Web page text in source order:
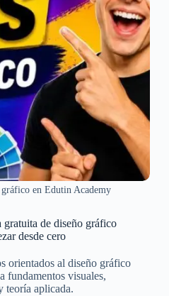
en Edutin Academy
gratuita de diseño gráfico
desde cero
orientados al diseño gráfico
fundamentos visuales,
teoría aplicada.